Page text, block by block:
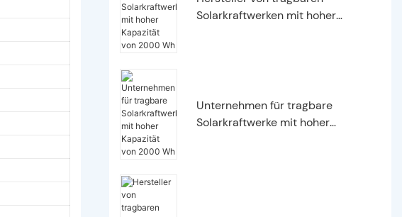
Solarkraftwerken mit hoher
Unternehmen für tragbare
Solarkraftwerke mit hoher